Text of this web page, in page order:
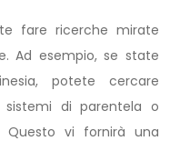
fare ricerche mirate
Ad esempio, se state
potete cercare
sistemi di parentela o
Questo vi fornirà una